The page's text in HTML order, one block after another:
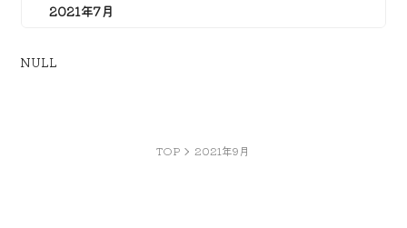
2021年7月
NULL
TOP 2021年9月